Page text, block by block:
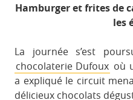
Hamburger et frites de
les
La journée s’est
chocolaterie Dufoux où
a expliqué le circuit
délicieux chocolats